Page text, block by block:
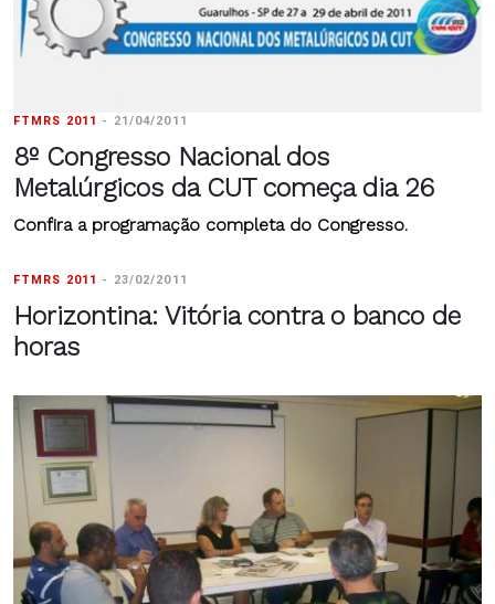
FTMRS 2011 - 21/04/2011
8º Congresso Nacional dos
Metalúrgicos da CUT começa dia 26
Confira a programação completa do Congresso.
FTMRS 2011 - 23/02/2011
Horizontina: Vitória contra o banco de
horas